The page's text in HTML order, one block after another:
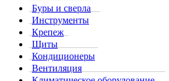
Буры и сверла
Инструменты
Крепеж
Щиты
Кондиционеры
Вентиляция